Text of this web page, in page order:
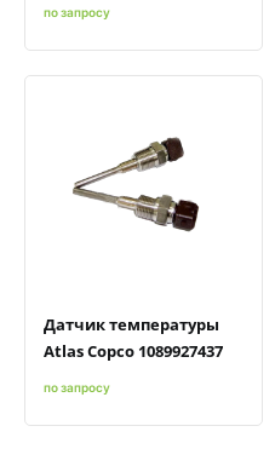
по запросу
Быстрый просмотр
Добавить к сравнению
Добавить в избранное
Датчик температуры
Atlas Copco 1089927437
по запросу